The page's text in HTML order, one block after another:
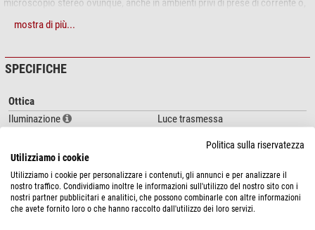
microscopio stereo ovunque, anche in ambienti privi di prese di corrente o,
naturalmente, all'aperto. Grazie alle batterie ricaricabili, l'iluminazione può
funzionare per diverse ore senza alimentazione elettrica.
Struttura solida e collaudata:
Custodia in metallo
Con interruttori a levetta per illuminazione frontale e trasmessa
Obiettivi commutabili da 1x a 3x (HPS 31 LED) tramite revolver
intercambiabile
Ingrandimento: 10x e 30x (HPS 31 LED), espandibile fino a 60x
Completo di coperchio antipolvere e caricabatterie per batterie
mostra di più...
SPECIFICHE
Ottica
Iluminazione
Luce trasmessa
Scala di rappresentazione
Oculare
WF 10 x
Alimentatori
Trasformatore
Politica sulla riservatezza
Utilizziamo i cookie
Utilizziamo i cookie per personalizzare i contenuti, gli annunci e per analizzare il
nostro traffico. Condividiamo inoltre le informazioni sull'utilizzo del nostro sito con i
nostri partner pubblicitari e analitici, che possono combinarle con altre informazioni
che avete fornito loro o che hanno raccolto dall'utilizzo dei loro servizi.